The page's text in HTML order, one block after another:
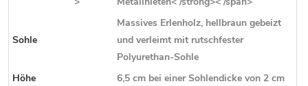
Sohle
Massives Erlenholz, hellbraun gebeizt
und verleimt mit rutschfester
Polyurethan-Sohle
Höhe
6,5 cm bei einer Sohlendicke von 2 cm